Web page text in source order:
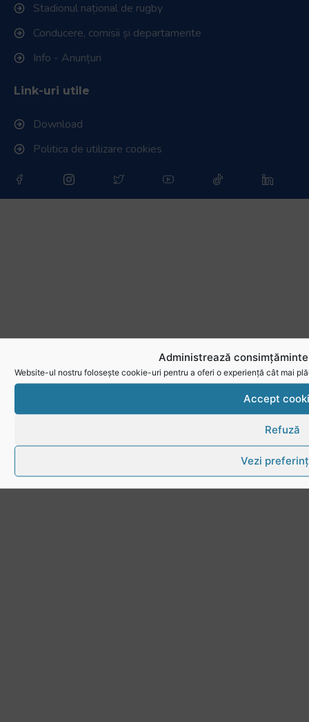
Administrează
Website-ul nostru folosește cookie-uri pentru a oferi o experiență cât mai
Accept
Refuză
Vezi
Stadionul național de rugby
Conducere, comisii și departamente
Info - Anunțuri
Link-uri utile
Download
Politica de utilizare cookies